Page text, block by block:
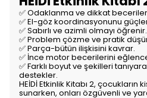
✅ Odaklanma ve dikkat
✅ El-göz koordinasyonunu
✅ Sabırlı ve azimli olmayı öğrenir.
✅ Problem çözme ve pratik
✅ Parça-bütün ilişkisini kavrar.
✅ İnce motor becerilerini
✅ Farklı boyut ve şekilleri
destekler.
HEİDİ Etkinlik Kitabı 2, çocukların
sunarken, onları özgüvenli ve